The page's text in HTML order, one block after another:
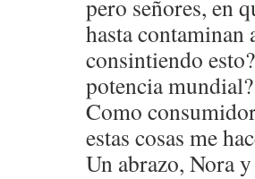
pero señores, en
hasta contaminan
consintiendo
potencia mundial?
Como
estas cosas me
Un abrazo, Nora